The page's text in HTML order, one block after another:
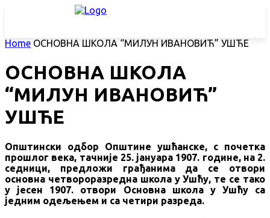
Home ОСНОВНА ШКОЛА “МИЛУН ИВАНОВИЋ” УШЋЕ
ОСНОВНА ШКОЛА
“МИЛУН ИВАНОВИЋ”
УШЋЕ
Општински одбор Општине ушћанске, с почетка
прошлог века, тачније 25. јануара 1907. године, на 2.
седници, предложи грађанима да се отвори
основна четвороразредна школа у Ушћу, те се тако
у јесен 1907. отвори Основна школа у Ушћу са
једним одељењем и са четири разреда.